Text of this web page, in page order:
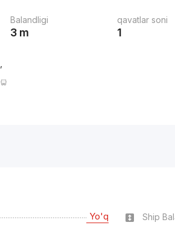
Balandligi
3 m
qavatlar soni
1
Yo'q Ship